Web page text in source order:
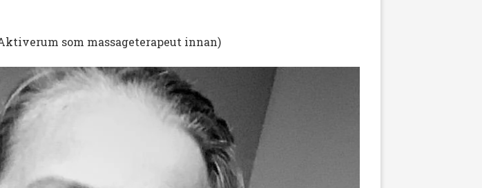
som massageterapeut innan)